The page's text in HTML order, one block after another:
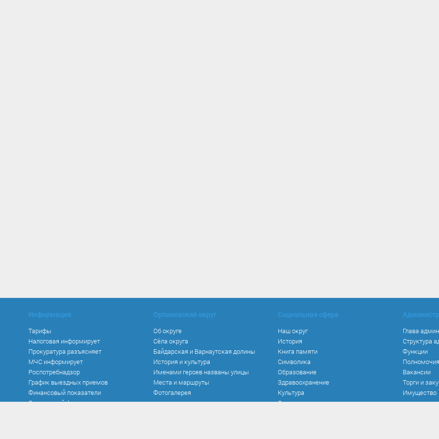
Информация
Тарифы
Налоговая информирует
Прокуратура разъясняет
МЧС информирует
Роспотребнадзор
График выездных приемов
Финансовый показатели
Социальный фонд
Орлиновский округ
Об округе
Сёла округа
Байдарская и Варнаутская долины
История и культура
Именами героев названы улицы
Места и маршруты
Фотогалерея
Социальная сфера
Наш округ
История
Книга памяти
Символика
Образование
Здравоохранение
Культура
Спорт
Глава
Структура
Функции
Полномочия
Вакансии
Торги и
Имущество